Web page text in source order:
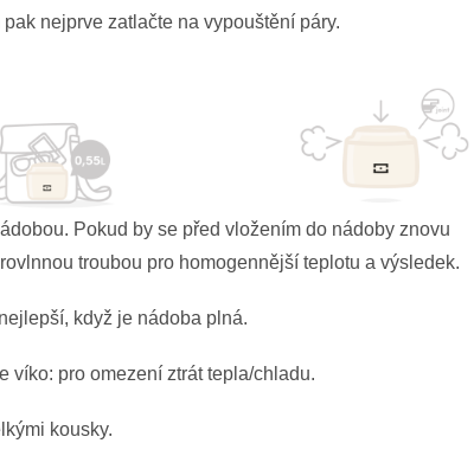
nejprve zatlačte na vypouštění páry.
Pokud by se před vložením do nádoby znovu
troubou pro homogennější teplotu a výsledek.
když je nádoba plná.
víko: pro omezení ztrát tepla/chladu.
kousky.